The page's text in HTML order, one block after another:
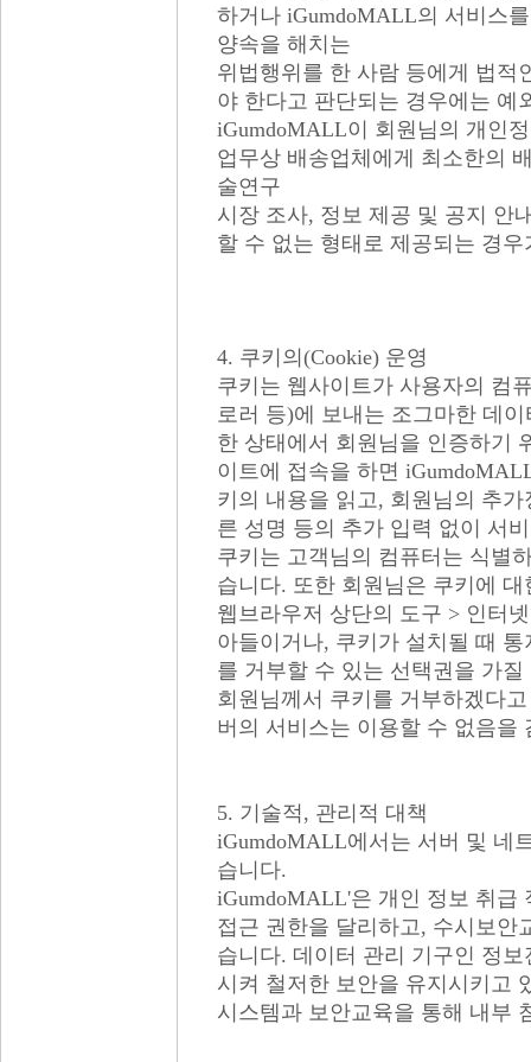
하거나 iGumdoMALL의 서비스
양속을 해치는
위법행위를 한 사람 등에게 법적
야 한다고 판단되는 경우에는 예
iGumdoMALL이 회원님의 개인
업무상 배송업체에게 최소한의
술연구
시장 조사, 정보 제공 및 공지 안
할 수 없는 형태로 제공되는 경우
4. 쿠키의(Cookie) 운영
쿠키는 웹사이트가 사용자의 컴
로러 등)에 보내는 조그마한 데
한 상태에서 회원님을 인증하기
이트에 접속을 하면
키의 내용을 읽고, 회원님의 추
른 성명 등의 추가 입력 없이 서
쿠키는 고객님의 컴퓨터는 식별
습니다. 또한 회원님은 쿠키에
웹브라우저 상단의 도구 > 인터
아들이거나, 쿠키가 설치될 때
를 거부할 수 있는 선택권을 가질
회원님께서 쿠키를 거부하겠다
버의 서비스는 이용할 수 없음을
5. 기술적, 관리적 대책
iGumdoMALL에서는 서버 및 네
습니다.
iGumdoMALL'은 개인 정보 취급
접근 권한을 달리하고, 수시보안
습니다. 데이터 관리 기구인 정
시켜 철저한 보안을 유지시키고
시스템과 보안교육을 통해 내부